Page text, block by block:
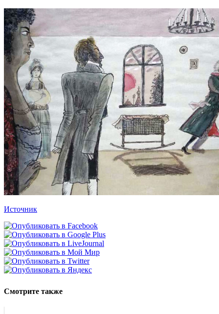
Источник
Смотрите также